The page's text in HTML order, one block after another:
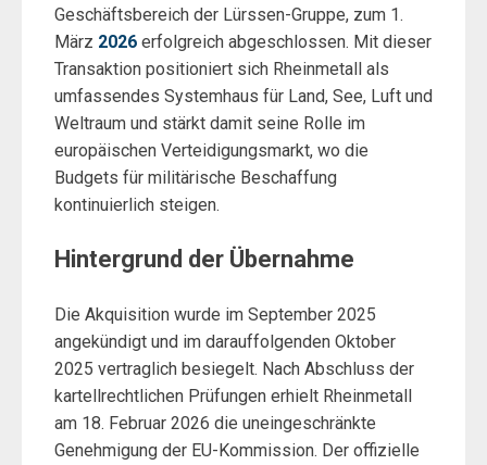
Geschäftsbereich der Lürssen-Gruppe, zum 1.
März 2026 erfolgreich abgeschlossen. Mit dieser
Transaktion positioniert sich Rheinmetall als
umfassendes Systemhaus für Land, See, Luft und
Weltraum und stärkt damit seine Rolle im
europäischen Verteidigungsmarkt, wo die
Budgets für militärische Beschaffung
kontinuierlich steigen.
Hintergrund der Übernahme
Die Akquisition wurde im September 2025
angekündigt und im darauffolgenden Oktober
2025 vertraglich besiegelt. Nach Abschluss der
kartellrechtlichen Prüfungen erhielt Rheinmetall
am 18. Februar 2026 die uneingeschränkte
Genehmigung der EU-Kommission. Der offizielle